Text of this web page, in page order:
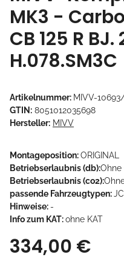
MK3 -
CB 125 R
H.078.SM3C
Artikelnummer: MIVV-
GTIN: 8051012035698
Hersteller: MIVV
Montageposition:ORIGINAL
Betriebserlaubnis (db):Ohne
Betriebserlaubnis (co2):
passende Fahrzeugtypen:
Hinweise: -
Info zum KAT:ohne KAT
334,00 €